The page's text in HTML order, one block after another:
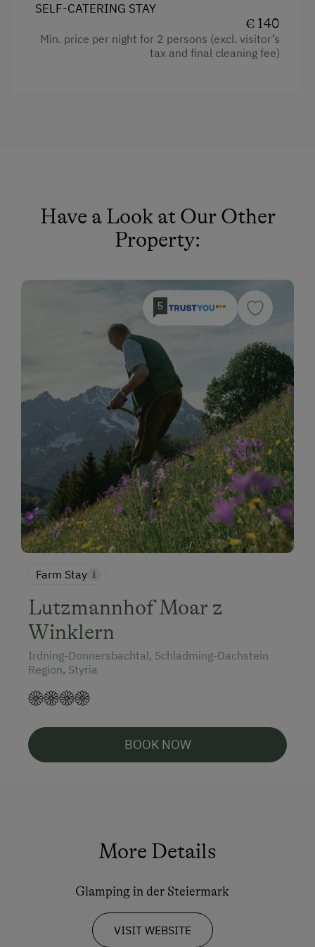
Get-Together in the Mountain Cabin
Miniature Golf
National Park
Water closet
SELF-CATERING STAY
€ 140
Min. price per night for 2 persons (excl. visitor’s
tax and final cleaning fee)
Have a Look at Our Other
Property:
5
Farm Stay
Lutzmannhof Moar z
Winklern
Irdning-Donnersbachtal, Schladming-Dachstein
Region, Styria
BOOK NOW
More Details
Glamping in der Steiermark
VISIT WEBSITE